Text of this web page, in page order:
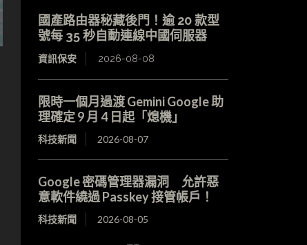
國產路由器秘藏後門！逾 20 款型
號每 35 秒自動連線中國伺服器
資訊保安 2026-08-08
限時一個月過渡 Gemini Google 助
理確定 9 月 4 日起「熄機」
科技新聞 2026-08-07
Google 密碼管理器漏洞 允許惡
意軟件繞過 Passkey 接管帳戶！
科技新聞 2026-08-05